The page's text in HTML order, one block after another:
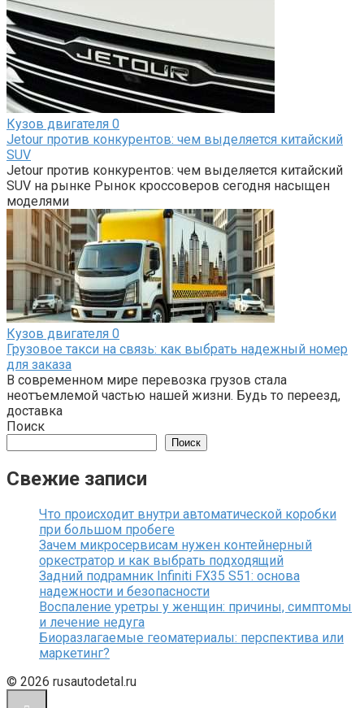
Кузов двигателя 0
Jetour против конкурентов: чем выделяется китайский
SUV
Jetour против конкурентов: чем выделяется китайский
SUV на рынке Рынок кроссоверов сегодня насыщен
моделями
Кузов двигателя 0
Грузовое такси на связь: как выбрать надежный номер
для заказа
В современном мире перевозка грузов стала
неотъемлемой частью нашей жизни. Будь то переезд,
доставка
Поиск
Поиск
Свежие записи
Что происходит внутри автоматической коробки
при большом пробеге
Зачем микросервисам нужен контейнерный
оркестратор и как выбрать подходящий
Задний подрамник Infiniti FX35 S51: основа
надежности и безопасности
Воспаление уретры у женщин: причины, симптомы
и лечение недуга
Биоразлагаемые геоматериалы: перспектива или
маркетинг?
© 2026 rusautodetal.ru